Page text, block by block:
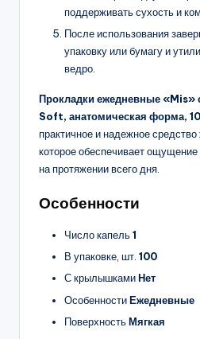
поддерживать сухость и
После использования
упаковку или бумагу и
ведро.
Прокладки ежедневные «Mis»
Soft, анатомическая форма,
практичное и надежное средство
которое обеспечивает
на протяжении всего дня.
Особенности
Число капель1
В упаковке, шт. 100
С крылышкамиНет
ОсобенностиЕжедневные
ПоверхностьМягкая